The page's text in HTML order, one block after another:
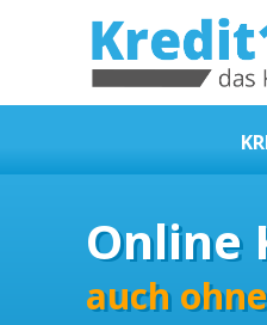
KREDIT1A.DE
Online
auch